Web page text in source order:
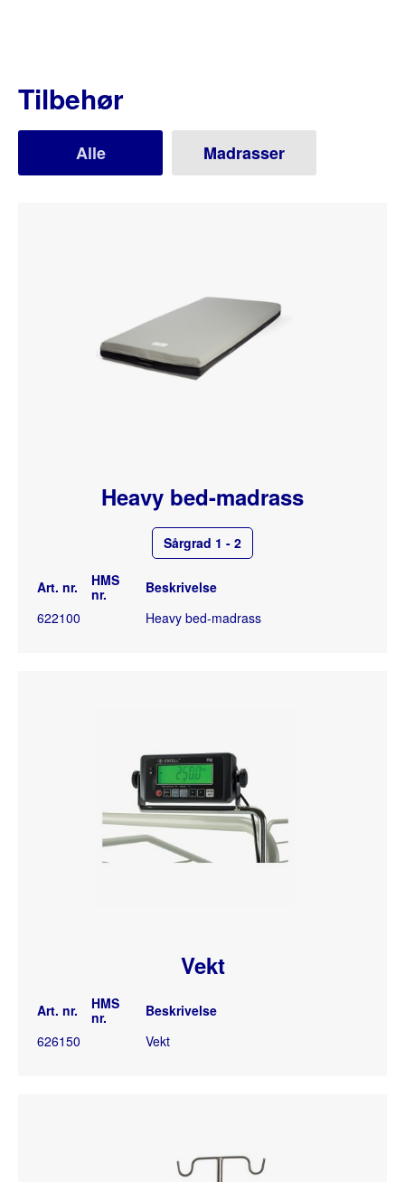
Tilbehør
Heavy bed-madrass
Sårgrad 1 - 2
Art. nr.
HMS
nr.
Beskrivelse
622100
Heavy bed-madrass
Vekt
Art. nr.
HMS
nr.
Beskrivelse
626150
Vekt